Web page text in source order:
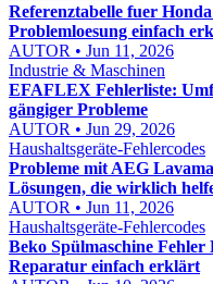
Referenztabelle fuer
Problemloesung einfach
AUTOR • Jun 11, 2026
Industrie & Maschinen
EFAFLEX Fehlerliste:
gängiger Probleme
AUTOR • Jun 29, 2026
Haushaltsgeräte-Fehlercodes
Probleme mit AEG
Lösungen, die wirklich
AUTOR • Jun 11, 2026
Haushaltsgeräte-Fehlercodes
Beko Spülmaschine
Reparatur einfach erklärt